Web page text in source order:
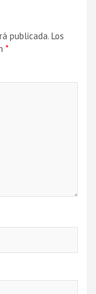
publicada. Los
*